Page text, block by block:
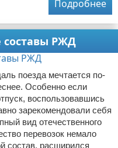
Подробнее
составы РЖД
поезда мечтается по-
Особенно если
воспользовавшись
зарекомендовали себя
вид отечественного
перевозок немало
состав, расширился